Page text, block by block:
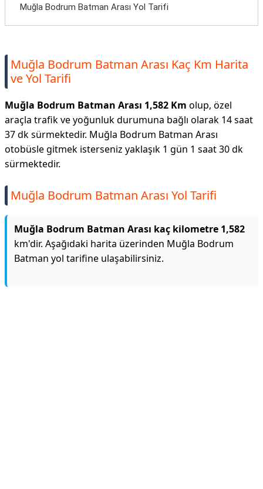
Muğla Bodrum Batman Arası Yol Tarifi
Muğla Bodrum Batman Arası Kaç Km Harita
ve Yol Tarifi
Muğla Bodrum Batman Arası 1,582 Km olup, özel
araçla trafik ve yoğunluk durumuna bağlı olarak 14 saat
37 dk sürmektedir. Muğla Bodrum Batman Arası
otobüsle gitmek isterseniz yaklaşık 1 gün 1 saat 30 dk
sürmektedir.
Muğla Bodrum Batman Arası Yol Tarifi
Muğla Bodrum Batman Arası kaç kilometre 1,582
km'dir. Aşağıdaki harita üzerinden Muğla Bodrum
Batman yol tarifine ulaşabilirsiniz.